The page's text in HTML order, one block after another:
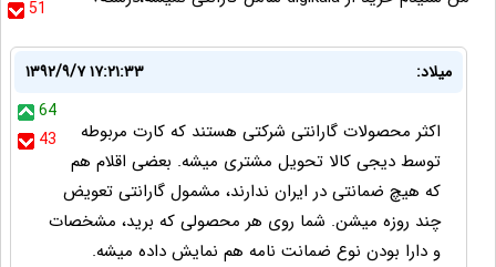
51
میلاد:
۱۳۹۲/۹/۷ ۱۷:۲۱:۳۳
64
43
اکثر محصولات گارانتی شرکتی هستند که کارت مربوطه
توسط دیجی کالا تحویل مشتری میشه. بعضی اقلام هم
که هیچ ضمانتی در ایران ندارند، مشمول گارانتی تعویض
چند روزه میشن. شما روی هر محصولی که برید، مشخصات
و دارا بودن نوع ضمانت نامه هم نمایش داده میشه.